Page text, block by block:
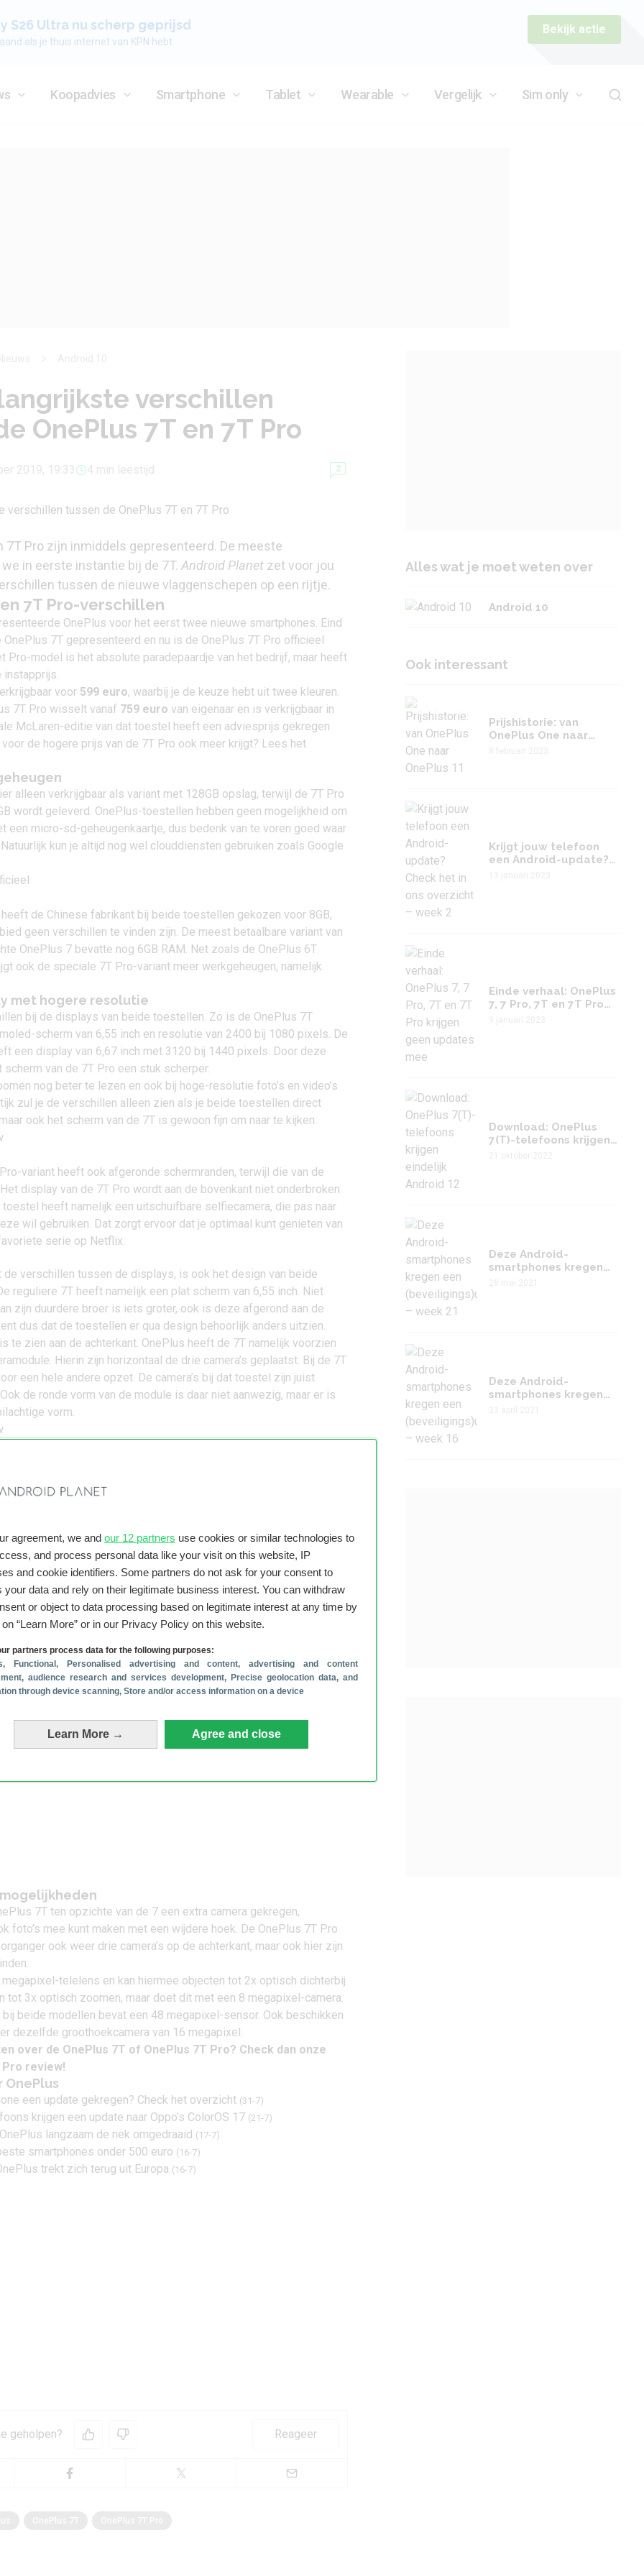
agreement, we and our 12 partners use cookies or similar technologies to
and process personal data like your visit on this website, IP
and cookie identifiers. Some partners do not ask for your consent to
your data and rely on their legitimate business interest. You can withdraw
or object to data processing based on legitimate interest at any time by
“Learn More” or in our Privacy Policy on this website.
partners process data for the following purposes:
, Functional, Personalised advertising and content, advertising and content
audience research and services development, Precise geolocation data, and
through device scanning, Store and/or access information on a device
Learn More → Agree and close
S26 Ultra nu scherp geprijsd
als je thuis internet van KPN hebt
Bekijk actie
Koopadvies Smartphone Tablet Wearable Vergelijk Sim only
verschillen
OnePlus 7T en 7T Pro
2019, 19:33 4 min leestijd 2
7T Pro zijn inmiddels gepresenteerd. De meeste
in eerste instantie bij de 7T. Android Planet zet voor jou
tussen de nieuwe vlaggenschepen op een rijtje.
7T Pro-verschillen
OnePlus voor het eerst twee nieuwe smartphones. Eind
OnePlus 7T gepresenteerd en nu is de OnePlus 7T Pro officieel
Pro-model is het absolute paradepaardje van het bedrijf, maar heeft
instapprijs.
voor 599 euro, waarbij je de keuze hebt uit twee kleuren.
7T Pro wisselt vanaf 759 euro van eigenaar en is verkrijgbaar in
McLaren-editie van dat toestel heeft een adviesprijs gekregen
voor de hogere prijs van de 7T Pro ook meer krijgt? Lees het
alleen verkrijgbaar als variant met 128GB opslag, terwijl de 7T Pro
wordt geleverd. OnePlus-toestellen hebben geen mogelijkheid om
een micro-sd-geheugenkaartje, dus bedenk van te voren goed waar
kun je altijd nog wel clouddiensten gebruiken zoals Google
de Chinese fabrikant bij beide toestellen gekozen voor 8GB,
geen verschillen te vinden zijn. De meest betaalbare variant van
OnePlus 7 bevatte nog 6GB RAM. Net zoals de OnePlus 6T
ook de speciale 7T Pro-variant meer werkgeheugen, namelijk
met hogere resolutie
bij de displays van beide toestellen. Zo is de OnePlus 7T
scherm van 6,55 inch en resolutie van 2400 bij 1080 pixels. De
een display van 6,67 inch met 3120 bij 1440 pixels. Door deze
van de 7T Pro een stuk scherper.
nog beter te lezen en ook bij hoge-resolutie foto’s en video’s
zul je de verschillen alleen zien als je beide toestellen direct
ook het scherm van de 7T is gewoon fijn om naar te kijken.
variant heeft ook afgeronde schermranden, terwijl die van de
display van de 7T Pro wordt aan de bovenkant niet onderbroken
toestel heeft namelijk een uitschuifbare selfiecamera, die pas naar
wil gebruiken. Dat zorgt ervoor dat je optimaal kunt genieten van
serie op Netflix.
de verschillen tussen de displays, is ook het design van beide
reguliere 7T heeft namelijk een plat scherm van 6,55 inch. Niet
zijn duurdere broer is iets groter, ook is deze afgerond aan de
dus dat de toestellen er qua design behoorlijk anders uitzien.
te zien aan de achterkant. OnePlus heeft de 7T namelijk voorzien
Hierin zijn horizontaal de drie camera’s geplaatst. Bij de 7T
een hele andere opzet. De camera’s bij dat toestel zijn juist
de ronde vorm van de module is daar niet aanwezig, maar er is
vorm.
van de toestellen. De 7T is verkrijgbaar in twee kleuren,
Blue) en grijs (Frosted Silver). Het Pro-model is alleen in het
wat er net wat anders uitziet dan zijn kleinere broertje.
van de smartphones ook anders. OnePlus heeft de
3800 mAh-accu, terwijl de 7T Pro een batterij aan boord heeft van
zijn de verschillen klein, al gaan beide telefoons op een volle
grotere scherm en de hogere resolutie, wat meer stroom vraagt.
ook te zien bij de 7 en 7 Pro, die in mei werden gepresenteerd.
toestellen voorzien van de nieuwe Warp Charge 30T-techniek,
nog sneller opladen.
7T ten opzichte van de 7 een extra camera gekregen,
foto’s mee kunt maken met een wijdere hoek. De OnePlus 7T Pro
ook weer drie camera’s op de achterkant, maar ook hier zijn
telelens en kan hiermee objecten tot 2x optisch dichterbij
tot 3x optisch zoomen, maar doet dit met een 8 megapixel-camera.
bij beide modellen bevat een 48 megapixel-sensor. Ook beschikken
dezelfde groothoekcamera van 16 megapixel.
over de OnePlus 7T of OnePlus 7T Pro? Check dan onze
Pro review!
OnePlus
een update gekregen? Check het overzicht (31-7)
krijgen een update naar Oppo’s ColorOS 17 (21-7)
langzaam de nek omgedraaid (17-7)
smartphones onder 500 euro (16-7)
trekt zich terug uit Europa (16-7)
geholpen? Reageer
Alles wat je moet weten over
Android 10
Ook interessant
Prijshistorie: van
OnePlus One naar
Krijgt jouw telefoon
een Android-update?
Einde verhaal: OnePlus
7, 7 Pro, 7T en 7T Pro
Download: OnePlus
7(T)-telefoons krijgen
Deze Android-
smartphones kregen
Deze Android-
smartphones kregen